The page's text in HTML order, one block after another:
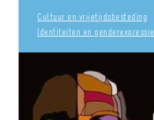
Cultuur en vrijetijdsbesteding
Identiteiten en genderexpressie